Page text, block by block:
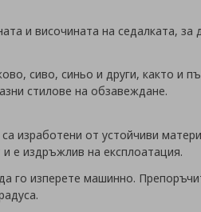
и височината на седалката, за
сиво, синьо и други, както и
стилове на обзавеждане.
изработени от устойчиви
е издръжлив на експлоатация.
изперете машинно.